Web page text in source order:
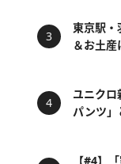
東京駅
＆お土
ユニク
パンツ
【#4】